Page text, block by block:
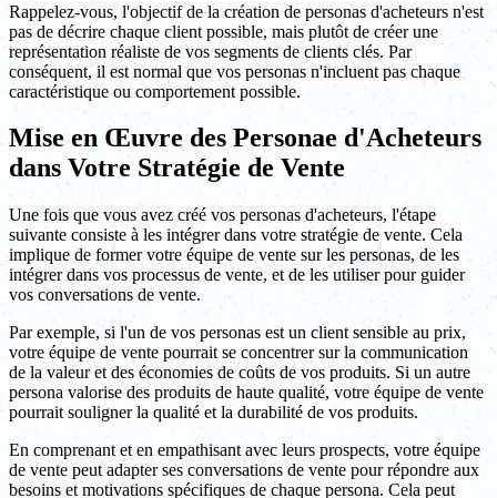
Rappelez-vous, l'objectif de la création de personas d'acheteurs n'est
pas de décrire chaque client possible, mais plutôt de créer une
représentation réaliste de vos segments de clients clés. Par
conséquent, il est normal que vos personas n'incluent pas chaque
caractéristique ou comportement possible.
Mise en Œuvre des Personae d'Acheteurs
dans Votre Stratégie de Vente
Une fois que vous avez créé vos personas d'acheteurs, l'étape
suivante consiste à les intégrer dans votre stratégie de vente. Cela
implique de former votre équipe de vente sur les personas, de les
intégrer dans vos processus de vente, et de les utiliser pour guider
vos conversations de vente.
Par exemple, si l'un de vos personas est un client sensible au prix,
votre équipe de vente pourrait se concentrer sur la communication
de la valeur et des économies de coûts de vos produits. Si un autre
persona valorise des produits de haute qualité, votre équipe de vente
pourrait souligner la qualité et la durabilité de vos produits.
En comprenant et en empathisant avec leurs prospects, votre équipe
de vente peut adapter ses conversations de vente pour répondre aux
besoins et motivations spécifiques de chaque persona. Cela peut